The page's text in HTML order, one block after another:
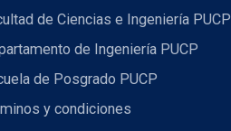
de Ciencias e Ingeniería PUCP
de Ingeniería PUCP
de Posgrado PUCP
y condiciones